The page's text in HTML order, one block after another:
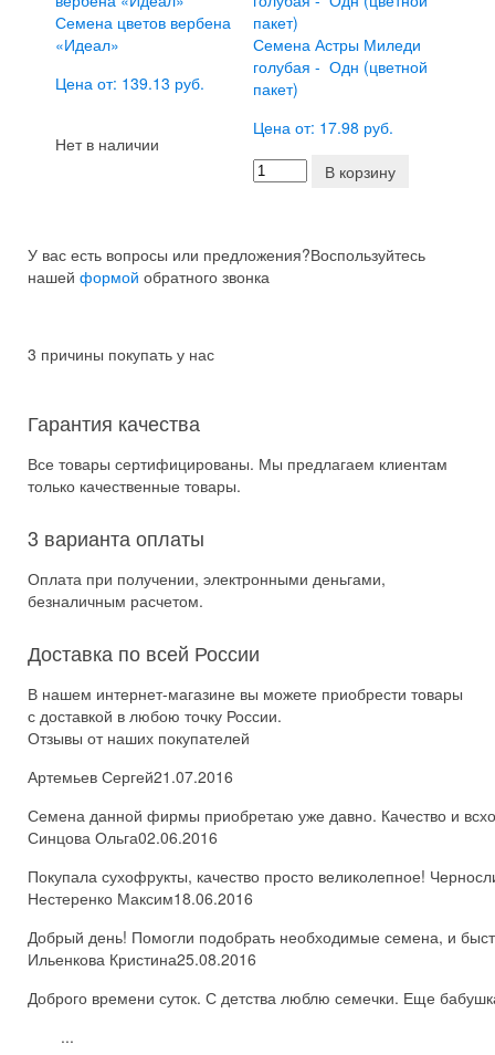
Семена цветов вербена
«Идеал»
Цена от: 139.13 руб.
Нет в наличии
Семена Астры Миледи
голубая - Одн (цветной
пакет)
Цена от: 17.98 руб.
В корзину
У вас есть вопросы или предложения?Воспользуйтесь
нашей формой обратного звонка
3 причины покупать у нас
Гарантия качества
Все товары сертифицированы. Мы предлагаем клиентам
только качественные товары.
3 варианта оплаты
Оплата при получении, электронными деньгами,
безналичным расчетом.
Доставка по всей России
В нашем интернет-магазине вы можете приобрести товары
с доставкой в любою точку России.
Отзывы от наших покупателей
Артемьев Сергей21.07.2016
Семена данной фирмы приобретаю уже давно. Качество и
Синцова Ольга02.06.2016
Покупала сухофрукты, качество просто великолепное!
Нестеренко Максим18.06.2016
Добрый день! Помогли подобрать необходимые семена, и
Ильенкова Кристина25.08.2016
Доброго времени суток. С детства люблю семечки. Еще
...